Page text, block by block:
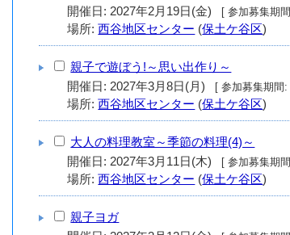
場所:西谷地区センター (保土ケ谷区)
親子で遊ぼう!～思い出作り～
場所:西谷地区センター (保土ケ谷区)
大人の料理教室～季節の料理(4)～
場所:西谷地区センター (保土ケ谷区)
親子ヨガ